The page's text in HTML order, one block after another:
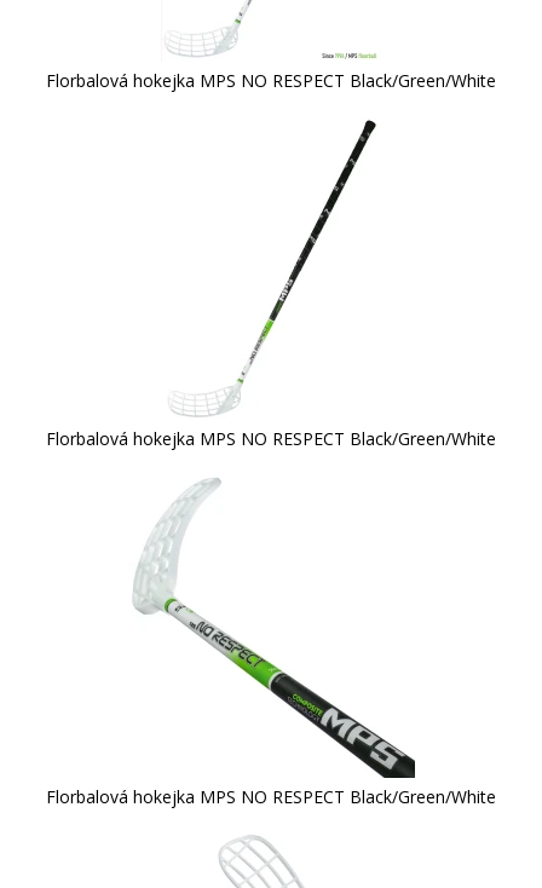
Florbalová hokejka MPS NO RESPECT Black/Green/White
Florbalová hokejka MPS NO RESPECT Black/Green/White
Florbalová hokejka MPS NO RESPECT Black/Green/White